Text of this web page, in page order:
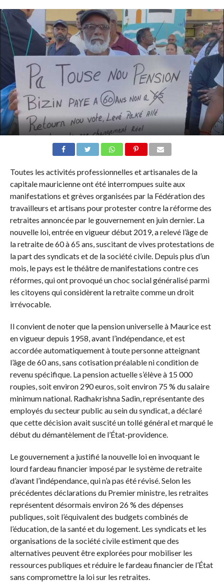
Toutes les activités professionnelles et artisanales de la
capitale mauricienne ont été interrompues suite aux
manifestations et grèves organisées par la Fédération des
travailleurs et artisans pour protester contre la réforme des
retraites annoncée par le gouvernement en juin dernier. La
nouvelle loi, entrée en vigueur début 2019, a relevé l’âge de
la retraite de 60 à 65 ans, suscitant de vives protestations de
la part des syndicats et de la société civile. Depuis plus d’un
mois, le pays est le théâtre de manifestations contre ces
réformes, qui ont provoqué un choc social généralisé parmi
les citoyens qui considèrent la retraite comme un droit
irrévocable.
Il convient de noter que la pension universelle à Maurice est
en vigueur depuis 1958, avant l’indépendance, et est
accordée automatiquement à toute personne atteignant
l’âge de 60 ans, sans cotisation préalable ni condition de
revenu spécifique. La pension actuelle s’élève à 15 000
roupies, soit environ 290 euros, soit environ 75 % du salaire
minimum national. Radhakrishna Sadin, représentante des
employés du secteur public au sein du syndicat, a déclaré
que cette décision avait suscité un tollé général et marqué le
début du démantèlement de l’État-providence.
Le gouvernement a justifié la nouvelle loi en invoquant le
lourd fardeau financier imposé par le système de retraite
d’avant l’indépendance, qui n’a pas été révisé. Selon les
précédentes déclarations du Premier ministre, les retraites
représentent désormais environ 26 % des dépenses
publiques, soit l’équivalent des budgets combinés de
l’éducation, de la santé et du logement. Les syndicats et les
organisations de la société civile estiment que des
alternatives peuvent être explorées pour mobiliser les
ressources publiques et réduire le fardeau financier de l’État
sans compromettre la loi sur les retraites.